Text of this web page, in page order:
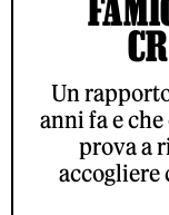
Un
anni fa e
prova a
accogliere